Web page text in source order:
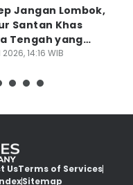
Jangan Lombok,
Santan Khas
Tengah yang
Nikmat!
14:16 WIB
UsTerms of Services
Sitemap